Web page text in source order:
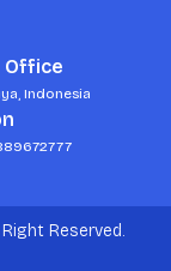
Office
Indonesia
Reserved.